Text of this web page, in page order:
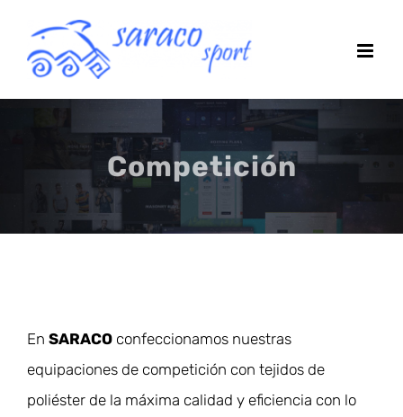
contenido
Competición
En SARACOconfeccionamos nuestras
equipaciones de competición con tejidos de
poliéster de la máxima calidad y eficiencia con lo